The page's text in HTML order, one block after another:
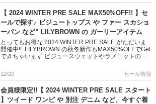
【 2024 WINTER PRE SALE MAX50%OFF!! 】セ
ールで探す♪ ビジュートップス や ファー スカショ
ーパン など” LILYBROWN の ガーリーアイテム
とってもお得な 2024 WINTER PRE SALE がただいま
開催中!! LILYBROWN の秋冬新作もMAX50%OFFでGet
できちゃいます ビジュースウェットやラメニットのセ
12/20 セール情報
会員様限定!!【 2024 WINTER PRE SALE スタート
】ツイード ワンピ や 別注 デニム など、今すぐ着